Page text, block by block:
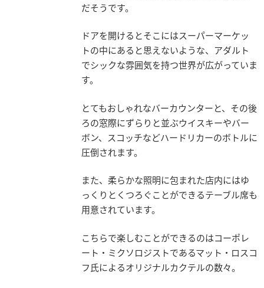
だそうです。
ドアを開けるとそこにはスーパーマーケッ
トの中にあると思えないような、アダルト
でシックな雰囲気を持つ世界が広がっていま
す。
とてもおしゃれなバーカウンターと、その後
ろの窓際にずらりと並ぶウイスキーやバー
ボン、スコッチなどハードリカーのボトルに
圧倒されます。
また、柔らかな照明に包まれた店内にはゆ
っくりとくつろぐことができるテーブル席も
用意されています。
こちらで楽しむことができるのはコーポレ
ート・ミクソロジストであるマット・ロスコ
フ氏によるオリジナルカクテルの数々。